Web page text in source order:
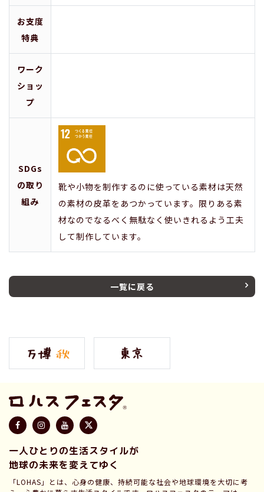
お支度
特典
ワーク
ショッ
プ
SDGs
の取り
組み
靴や小物を制作するのに使っている素材は天然
の素材の皮革をあつかっています。限りある素
材なのでなるべく無駄なく使いきれるよう工夫
して制作しています。
一覧に戻る
一人ひとりの生活スタイルが
地球の未来を変えてゆく
「LOHAS」とは、心身の健康、持続可能な社会や地球環境を大切に考